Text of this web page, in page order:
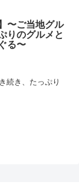
〜ご当地グル
りのグルメと
る〜
続き、たっぷり